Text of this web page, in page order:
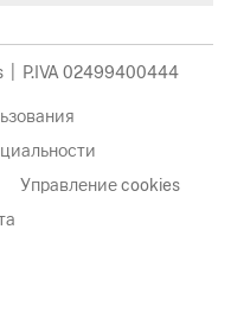
| P.IVA 02499400444
Управление cookies